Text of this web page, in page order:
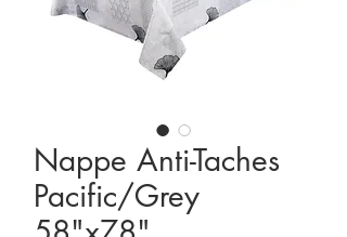
Nappe Anti-Taches
Pacific/Grey